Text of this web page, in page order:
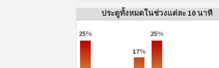
ประตูทั้งหมดในช่วงแต่ละ 10 นาที
25%
17%
25%